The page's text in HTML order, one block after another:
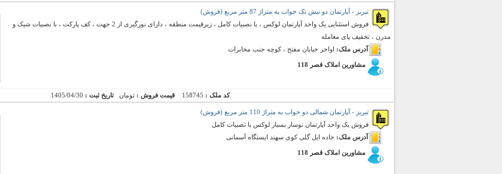
تبریز - آپارتمان دو نبش تک خواب به متراژ 87 متر مربع (فروش)
فروش استثنایی یک واحد آپارتمان لوکس ، با نصبیات کامل ، زیرقیمت منطقه ، دارای نورگیری از 2 جهت ، کف پارکت ، با نصبیات شیک و
مدرن ، تخفیف پای معامله
آدرس ملک: اواخر خیابان مفتح ، کوچه جنب مخابرات
مشاورین املاک قصر 118
کد ملک : 158745 قیمت فروش : تومانتاریخ ثبت : 1405/04/30
تبریز - آپارتمان شمالی دو خواب به متراژ 110 متر مربع (فروش)
فروش یک واحد آپارتمان نوساز بسیار لوکس با نصبیات کامل
آدرس ملک: جاده ایل گلی کوی سهند ایستگاه آسمانی
مشاورین املاک قصر 118